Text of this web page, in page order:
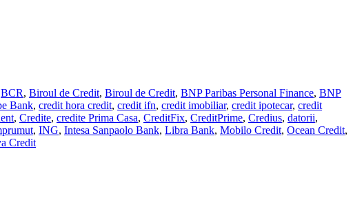
BCR, Biroul de Credit, Biroul de Credit, BNP Paribas Personal Finance, BNP
Bank, credit hora credit, credit ifn, credit imobiliar, credit ipotecar, credit
, Credite, credite Prima Casa, CreditFix, CreditPrime, Credius, datorii,
, ING, Intesa Sanpaolo Bank, Libra Bank, Mobilo Credit, Ocean Credit,
Credit